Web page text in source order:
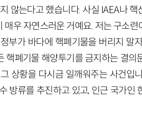
않는다고 했습니다. 사실 IAEA나
우 자연스러운 거예요. 저는 구소
부가 바다에 핵폐기물을 버리지 말
핵폐기물 해양투기를 금지하는 결의
상황을 다시금 일깨워주는 사건입
방류를 추진하고 있고, 인근 국가인